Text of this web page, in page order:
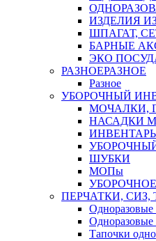
ИЗДЕЛИЯ
ШПАГАТ,
БАРНЫЕ
ЭКО
РАЗНОЕРАЗНОЕ
Разное
УБОРОЧНЫЙ
МОЧАЛКИ,
НАСАДКИ
ШУБКИ
МОПы
ПЕРЧАТКИ, СИЗ,
Одноразовые
Одноразовые
Тапочки